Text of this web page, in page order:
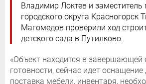
Владимир Локтев и заместитель
городского округа Красногорск
Магомедов проверили ход
детского сада в Путилково.
«Объект находится в завершающей
готовности, сейчас идет оснащение
поставка мебели, инвентаря,